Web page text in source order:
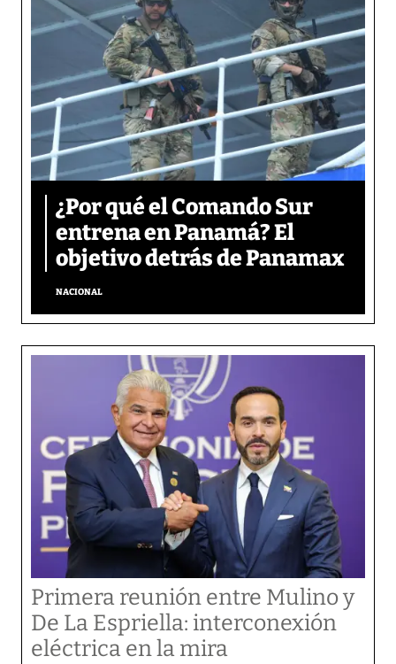
¿Por qué el Comando Sur
entrena en Panamá? El
objetivo detrás de Panamax
NACIONAL
Primera reunión entre Mulino y
De La Espriella: interconexión
eléctrica en la mira